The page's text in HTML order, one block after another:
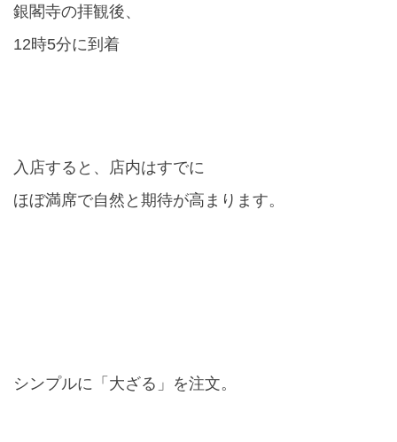
銀閣寺の拝観後、
12時5分に到着
入店すると、店内はすでに
ほぼ満席で自然と期待が高まります。
シンプルに「大ざる」を注文。